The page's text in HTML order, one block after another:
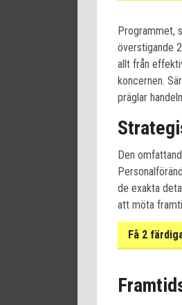
Programmet,
överstigande
allt från
koncernen.
präglar
Den
de exakta
att möta
Få 2